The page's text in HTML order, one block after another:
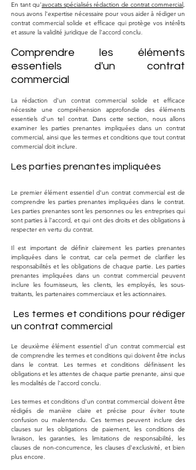
En tant qu'avocats spécialisés rédaction de contrat commercial,
nous avons l'expertise nécessaire pour vous aider à rédiger un
contrat commercial solide et efficace qui protège vos intérêts
et assure la validité juridique de l'accord conclu.
Comprendre les éléments
essentiels d'un contrat
commercial
La rédaction d'un contrat commercial solide et efficace
nécessite une compréhension approfondie des éléments
essentiels d'un tel contrat. Dans cette section, nous allons
examiner les parties prenantes impliquées dans un contrat
commercial, ainsi que les termes et conditions que tout contrat
commercial doit inclure.
Les parties prenantes impliquées
Le premier élément essentiel d'un contrat commercial est de
comprendre les parties prenantes impliquées dans le contrat.
Les parties prenantes sont les personnes ou les entreprises qui
sont parties à l'accord, et qui ont des droits et des obligations à
respecter en vertu du contrat.
Il est important de définir clairement les parties prenantes
impliquées dans le contrat, car cela permet de clarifier les
responsabilités et les obligations de chaque partie. Les parties
prenantes impliquées dans un contrat commercial peuvent
inclure les fournisseurs, les clients, les employés, les sous-
traitants, les partenaires commerciaux et les actionnaires.
un contrat commercial
Le deuxième élément essentiel d'un contrat commercial est
de comprendre les termes et conditions qui doivent être inclus
dans le contrat. Les termes et conditions définissent les
obligations et les attentes de chaque partie prenante, ainsi que
les modalités de l'accord conclu.
Les termes et conditions d'un contrat commercial doivent être
rédigés de manière claire et précise pour éviter toute
confusion ou malentendu. Ces termes peuvent inclure des
clauses sur les obligations de paiement, les conditions de
livraison, les garanties, les limitations de responsabilité, les
clauses de non-concurrence, les clauses d'exclusivité, et bien
plus encore.